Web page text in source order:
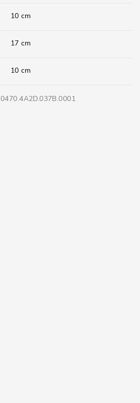
10 cm
17 cm
10 cm
0470.4A2D.037B.0001